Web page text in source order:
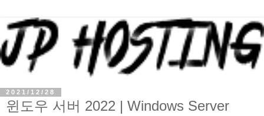
2021/12/28
윈도우 서버 2022 | Windows Server